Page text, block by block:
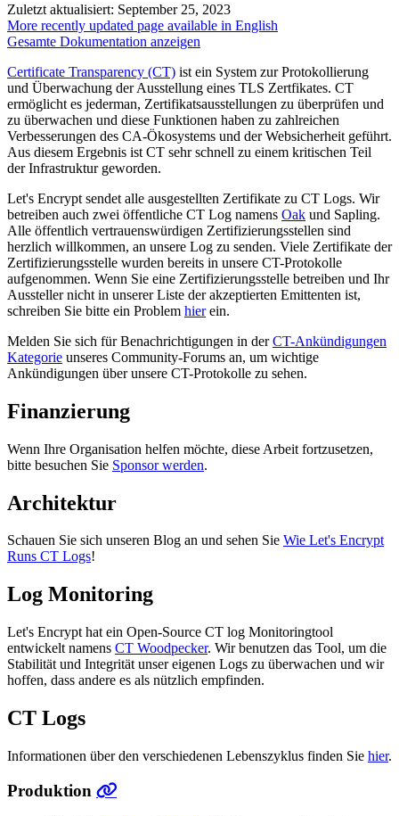
Zuletzt aktualisiert: September 25, 2023
More recently updated page available in English
Gesamte Dokumentation anzeigen
Certificate Transparency (CT) ist ein System zur Protokollierung
und Überwachung der Ausstellung eines TLS Zertfikates. CT
ermöglicht es jederman, Zertifikatsausstellungen zu überprüfen und
zu überwachen und diese Funktionen haben zu zahlreichen
Verbesserungen des CA-Ökosystems und der Websicherheit geführt.
Aus diesem Ergebnis ist CT sehr schnell zu einem kritischen Teil
der Infrastruktur geworden.
Let's Encrypt sendet alle ausgestellten Zertifikate zu CT Logs. Wir
betreiben auch zwei öffentliche CT Log namens Oak und Sapling.
Alle öffentlich vertrauenswürdigen Zertifizierungsstellen sind
herzlich willkommen, an unsere Log zu senden. Viele Zertifikate der
Zertifizierungsstelle wurden bereits in unsere CT-Protokolle
aufgenommen. Wenn Sie eine Zertifizierungsstelle betreiben und Ihr
Aussteller nicht in unserer Liste der akzeptierten Emittenten ist,
schreiben Sie bitte ein Problem hierein.
Melden Sie sich für Benachrichtigungen in derCT-Ankündigungen
Kategorie unseres Community-Forums an, um wichtige
Ankündigungen über unsere CT-Protokolle zu sehen.
Finanzierung
Wenn Ihre Organisation helfen möchte, diese Arbeit fortzusetzen,
bitte besuchen Sie Sponsor werden.
Architektur
Schauen Sie sich unseren Blog an und sehen Sie Wie Let's Encrypt
Runs CT Logs!
Log Monitoring
Let's Encrypt hat ein Open-Source CT log Monitoringtool
entwickelt namens CT Woodpecker. Wir benutzen das Tool, um die
Stabilität und Integrität unser eigenen Logs zu überwachen und wir
hoffen, dass andere es als nützlich empfinden.
CT Logs
Informationen über den verschiedenen Lebenszyklus finden Sie hier.
Produktion